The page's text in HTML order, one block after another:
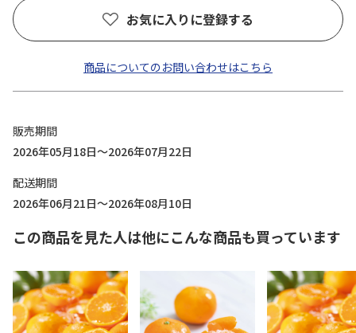
お気に入りに登録する
商品についてのお問い合わせはこちら
販売期間
2026年05月18日～2026年07月22日
配送期間
2026年06月21日～2026年08月10日
この商品を見た人は他にこんな商品も買っています